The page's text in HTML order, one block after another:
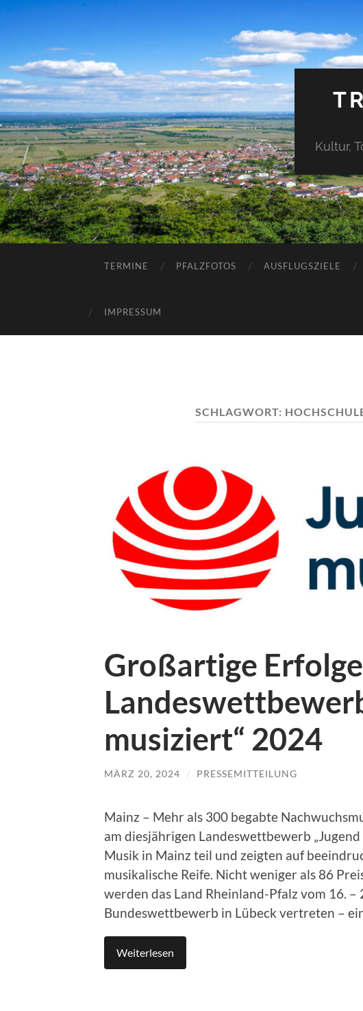
Kultur,
TERMINE PFALZFOTOS AUSFLUGSZIELE
IMPRESSUM
SCHLAGWORT:
Großartige
musiziert“ 2024
MÄRZ 20, 2024 / PRESSEMITTEILUNG
Mainz – Mehr als 300 begabte
am diesjährigen Landeswettbewerb
Musik in Mainz teil und zeigten auf
musikalische Reife. Nicht weniger als 86
werden das Land Rheinland-Pfalz vom 16. –
Bundeswettbewerb in Lübeck vertreten –
Weiterlesen